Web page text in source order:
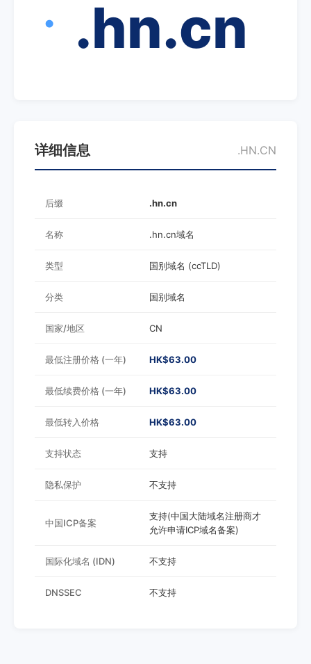
详细信息 .HN.CN
后缀 .hn.cn
名称 .hn.cn域名
类型 国别域名 (ccTLD)
分类 国别域名
国家/地区 CN
最低注册价格 (一年) HK$63.00
最低续费价格 (一年) HK$63.00
最低转入价格 HK$63.00
支持状态 支持
隐私保护 不支持
中国ICP备案
支持(中国大陆域名注册商才
允许申请ICP域名备案)
国际化域名 (IDN) 不支持
DNSSEC 不支持